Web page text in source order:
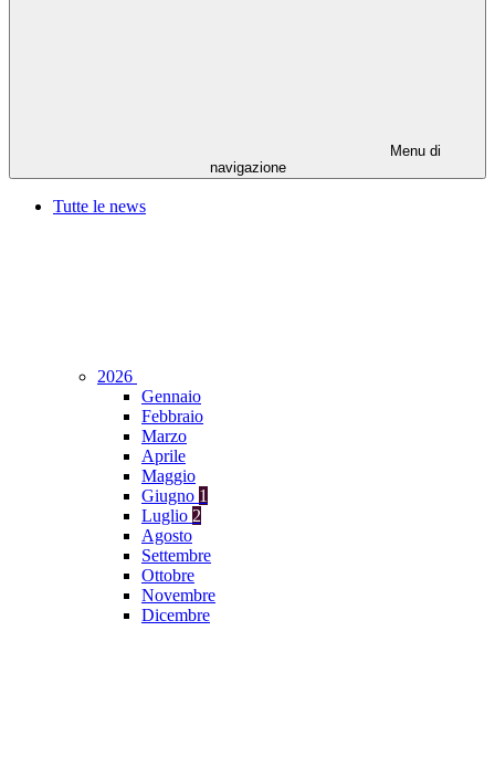
Menu di
navigazione
Tutte le news
2026
Gennaio
Febbraio
Marzo
Aprile
Maggio
Giugno 1
Luglio 2
Agosto
Settembre
Ottobre
Novembre
Dicembre